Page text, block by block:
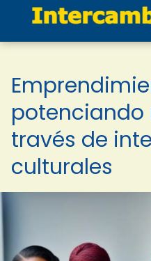
potenciando
través de
culturales